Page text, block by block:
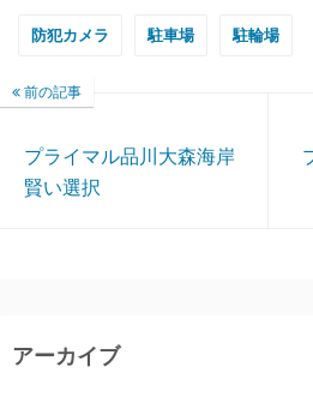
防犯カメラ 駐車場 駐輪場
前の記事
プライマル品川大森海岸
賢い選択
アーカイブ